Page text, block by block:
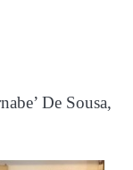
De Sousa,